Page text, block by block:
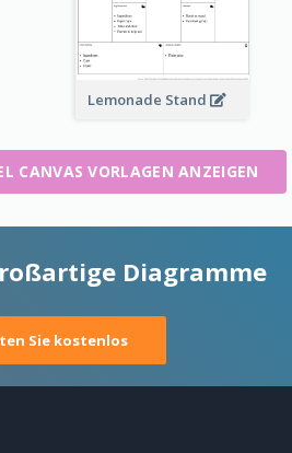
Lemonade Stand
CANVAS VORLAGEN ANZEIGEN
Diagramme
Sie kostenlos